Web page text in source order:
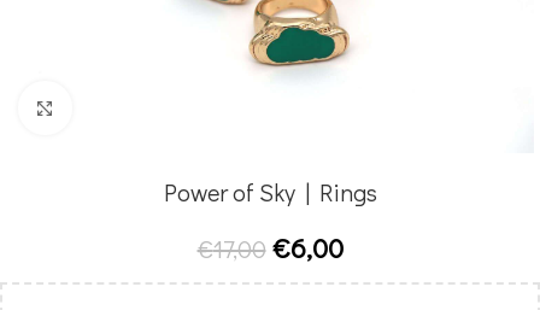
Power of Sky | Rings
€17,00€6,00